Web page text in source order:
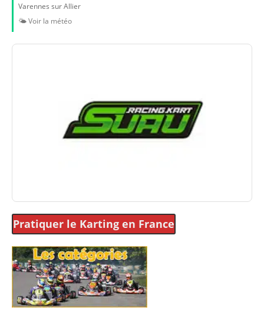
Varennes sur Allier
🌤️ Voir la météo
Pratiquer le Karting en France